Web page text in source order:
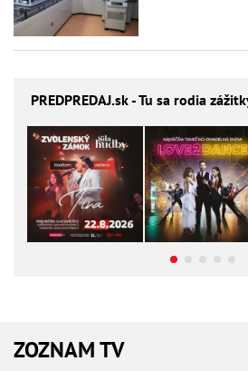
PREDPREDAJ.sk - Tu sa rodia
ZOZNAM TV